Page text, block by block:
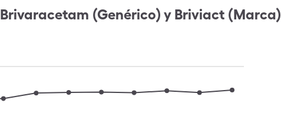
Brivaracetam (Genérico) y Briviact (Marca)